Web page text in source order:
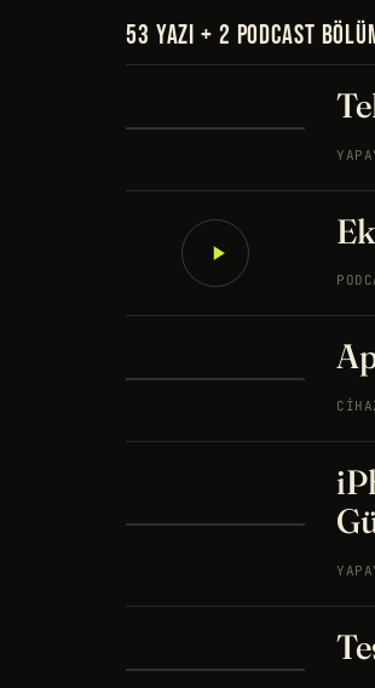
53 YAZI + 2 PODCAST